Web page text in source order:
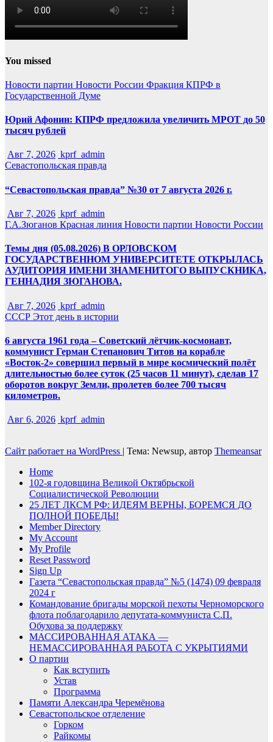
You missed
Новости партии Новости России Фракция КПРФ в
Государственной Думе
Юрий Афонин: КПРФ предложила увеличить МРОТ до 50
тысяч рублей
Авг 7, 2026 kprf_admin
Севастопольская правда
“Севастопольская правда” №30 от 7 августа 2026 г.
Авг 7, 2026 kprf_admin
Г.А.Зюганов Красная линия Новости партии Новости России
Темы дня (05.08.2026) В ОРЛОВСКОМ
ГОСУДАРСТВЕННОМ УНИВЕРСИТЕТЕ ОТКРЫЛАСЬ
АУДИТОРИЯ ИМЕНИ ЗНАМЕНИТОГО ВЫПУСКНИКА,
ГЕННАДИЯ ЗЮГАНОВА.
Авг 7, 2026 kprf_admin
СССР Этот день в истории
6 августа 1961 года – Советский лётчик-космонавт,
коммунист Герман Степанович Титов на корабле
«Восток-2» совершил первый в мире космический полёт
длительностью более суток (25 часов 11 минут), сделав 17
оборотов вокруг Земли, пролетев более 700 тысяч
километров.
Авг 6, 2026 kprf_admin
Сайт работает на WordPress | Тема: Newsup, автор Themeansar
Home
102-я годовщина Великой Октябрьской
Социалистической Революции
25 ЛЕТ ЛКСМ РФ: ИДЕЯМ ВЕРНЫ, БОРЕМСЯ ДО
ПОЛНОЙ ПОБЕДЫ!
Member Directory
My Account
My Profile
Reset Password
Sign Up
Газета “Севастопольская правда” №5 (1474) 09 февраля
2024 г
Командование бригады морской пехоты Черноморского
флота поблагодарило депутата-коммуниста С.П.
Обухова за поддержку
МАССИРОВАННАЯ АТАКА —
НЕМАССИРОВАННАЯ РАБОТА С УКРЫТИЯМИ
О партии
Как вступить
Устав
Программа
Памяти Александра Черемёнова
Севастопольское отделение
Горком
Райкомы